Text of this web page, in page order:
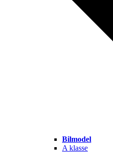
Bilmodel
A klasse